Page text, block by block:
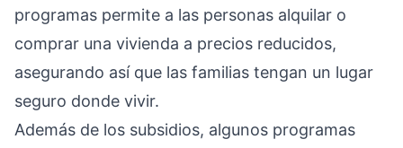
programas permite a las personas alquilar o
comprar una vivienda a precios reducidos,
asegurando así que las familias tengan un lugar
seguro donde vivir.
Además de los subsidios, algunos programas